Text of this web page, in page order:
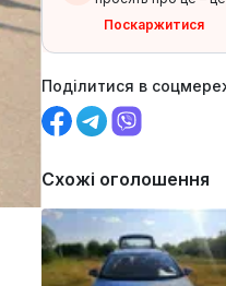
Поскаржитися
Поділитися в
Схожі оголошення